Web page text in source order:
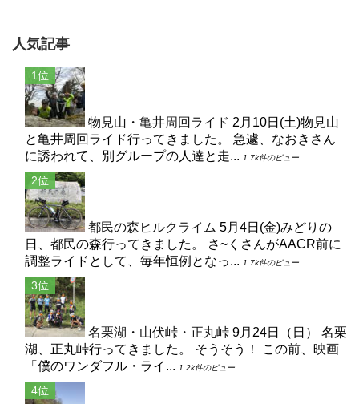
人気記事
物見山・亀井周回ライド 2月10日(土)物見山
と亀井周回ライド行ってきました。 急遽、なおきさん
に誘われて、別グループの人達と走... 1.7k件のビュー
都民の森ヒルクライム 5月4日(金)みどりの
日、都民の森行ってきました。 さ~くさんがAACR前に
調整ライドとして、毎年恒例となっ... 1.7k件のビュー
名栗湖・山伏峠・正丸峠 9月24日（日） 名栗
湖、正丸峠行ってきました。 そうそう！ この前、映画
「僕のワンダフル・ライ... 1.2k件のビュー